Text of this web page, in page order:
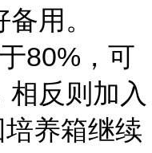
用。
80%，可
相反则加入
养箱继续